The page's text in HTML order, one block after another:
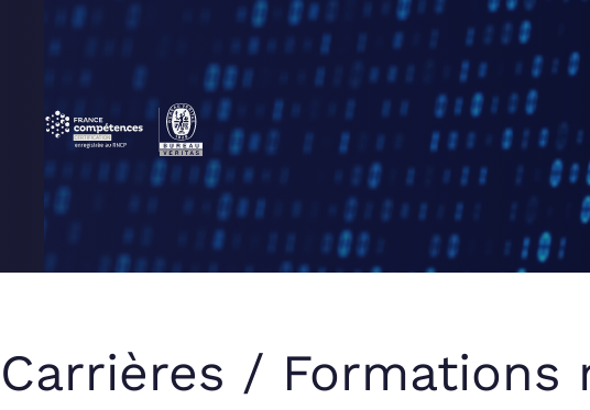
Carrières / Formations